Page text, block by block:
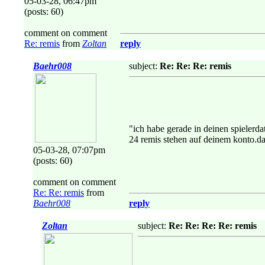
(posts: 60)
comment on comment
Re: remis from Zoltan reply
Baehr008
05-03-28, 07:07pm
(posts: 60)
comment on comment
Re: Re: remis from
Baehr008
subject: Re: Re: Re: remis
"ich habe gerade in deinen
24 remis stehen auf deinem
reply
Zoltan subject: Re: Re: Re: Re: remis